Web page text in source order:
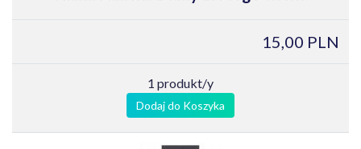
15,00 PLN
1 produkt/y
Dodaj do Koszyka